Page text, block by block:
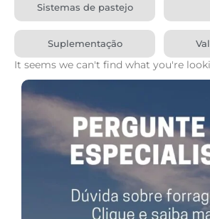
Sistemas de pastejo
Suplementação
It seems we can't find what you're